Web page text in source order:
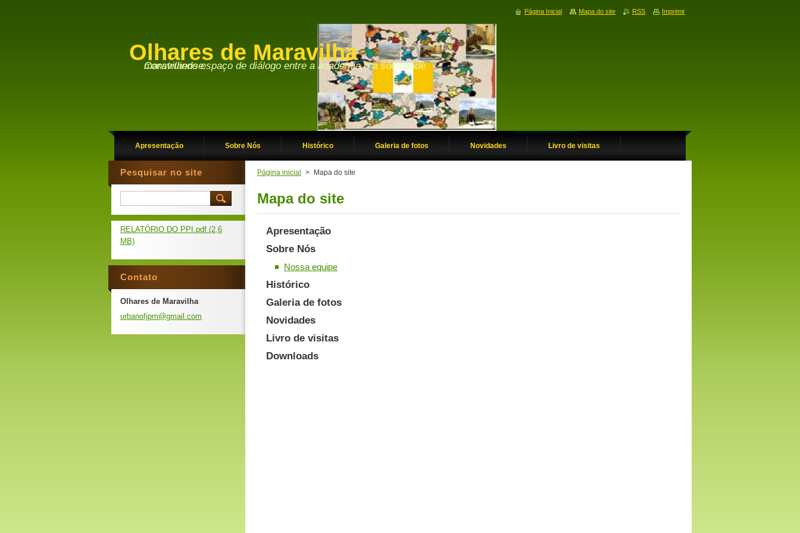
Olhares de Maravilha
Construindo espaço de diálogo entre a academia e a sociedade maravilhense.
Apresentação Sobre Nós Histórico Galeria de fotos Novidades Livro de visitas
Página inicial > Mapa do site
Mapa do site
Apresentação
Sobre Nós
Nossa equipe
Histórico
Galeria de fotos
Novidades
Livro de visitas
Downloads
Pesquisar no site
RELATÓRIO DO PPI.pdf (2,6
MB)
Contato
Olhares de Maravilha
urbanofjpm@gmail .com
Página Inicial Mapa do site RSS Imprimir